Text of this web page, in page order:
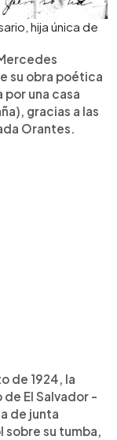
hija única de
su obra poética
una casa
gracias a las
Orantes.
de 1924, la
El Salvador -
de junta
sobre su tumba,